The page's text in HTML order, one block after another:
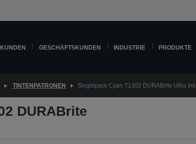
GESCHÄFTSKUNDEN INDUSTRIE PRODUKTE
TINTENPATRONEN Singlepack Cyan T1302 DURABrite Ultra Ink
DURABrite